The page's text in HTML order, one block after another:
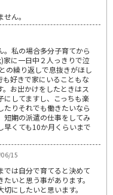
せん｡
私の場合多分子育てから
に一日中２人っきりで泣
の繰り返しで息抜きがほし
も好きで家にいることもな
お出かけをしたときはス
にしてますし、こっちも楽
たりそれでも働きたいなら
短期の派遣の仕事をしてみ
早くても10か月くらいまで
15
では自分で育てると決めて
いと思う事があります。
にしたいと思います。